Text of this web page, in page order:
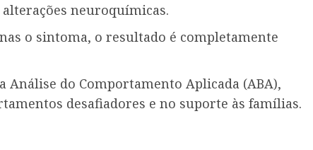
neuroquímicas.
o sintoma, o resultado é completamente
Análise do Comportamento Aplicada (ABA),
desafiadores e no suporte às famílias.